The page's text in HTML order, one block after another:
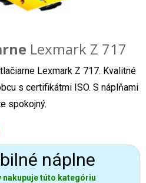
Lexmark Z 717
Lexmark Z 717. Kvalitné
s certifikátmi ISO. S náplňami
spokojný.
náplne
nakupuje túto kategóriu